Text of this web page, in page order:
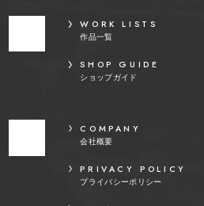
WORK LISTS
作品一覧
SHOP GUIDE
ショップガイド
COMPANY
会社概要
PRIVACY POLICY
プライバシーポリシー